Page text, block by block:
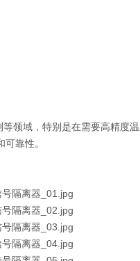
领域，特别是在需要高精度
靠性。